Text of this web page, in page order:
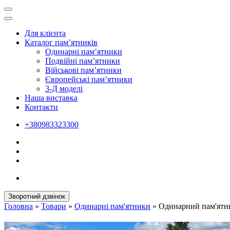
Для клієнта
Каталог пам’ятників
Одинарні пам’ятники
Подвійні пам’ятники
Військові пам’ятники
Європейські пам’ятники
3-Д моделі
Наша виставка
Контакти
+380983323300
Зворотний дзвінок
Головна » Товари » Одинарні пам'ятники » Одинарний